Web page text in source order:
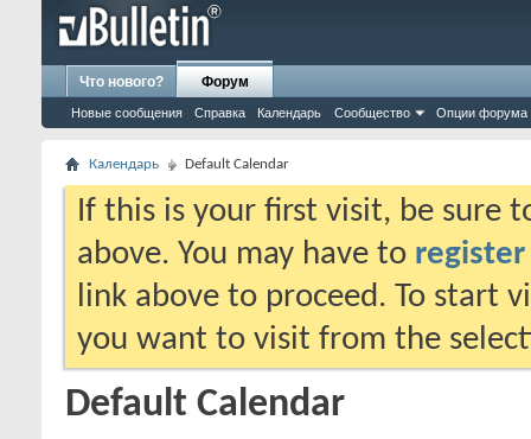
Что нового? Форум
Новые сообщения Справка Календарь Сообщество Опции форума
Календарь Default Calendar
If this is your first visit, be sure
above. You may have to register
link above to proceed. To start
you want to visit from the
Default Calendar